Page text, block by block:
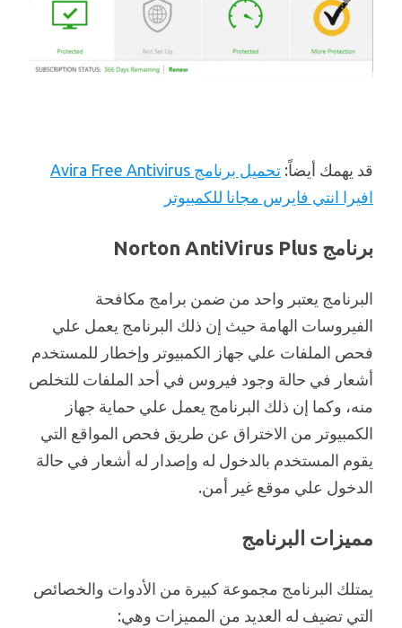
قد يهمك أيضاً:
تحميل برنامج Avira Free Antivirus
افيرا انتي فايرس مجانا للكمبيوتر
برنامج Norton AntiVirus Plus
البرنامج يعتبر واحد من ضمن برامج مكافحة
الفيروسات الهامة حيث إن ذلك البرنامج يعمل علي
فحص الملفات علي جهاز الكمبيوتر وإخطار للمستخدم
أشعار في حالة وجود فيروس في أحد الملفات للتخلص
منه، وكما إن ذلك البرنامج يعمل علي حماية جهاز
الكمبيوتر من الاختراق عن طريق فحص المواقع التي
يقوم المستخدم بالدخول له وإصدار له أشعار في حالة
الدخول علي موقع غير أمن.
مميزات البرنامج
يمتلك البرنامج مجموعة كبيرة من الأدوات والخصائص
التي تضيف له العديد من المميزات وهي: